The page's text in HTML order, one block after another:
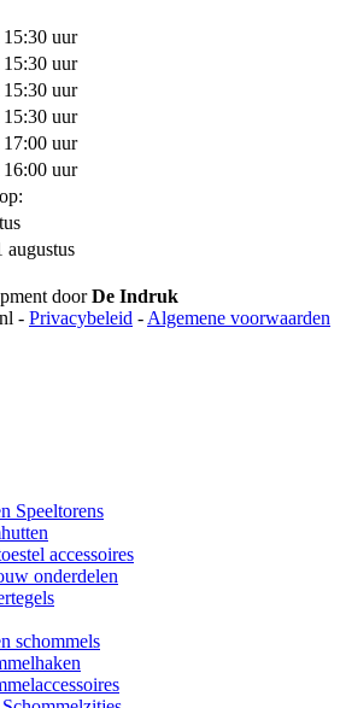
uur
uur
uur
uur
uur
uur
augustus
doorDe Indruk
- Privacybeleid - Algemene voorwaarden
Speeltorens
accessoires
onderdelen
schommels